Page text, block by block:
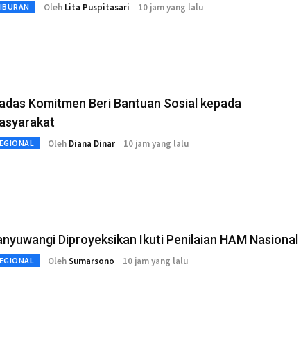
Oleh Lita Puspitasari 10 jam yang lalu
Komitmen Beri Bantuan Sosial kepada
Oleh Diana Dinar 10 jam yang lalu
Diproyeksikan Ikuti Penilaian HAM Nasional
OlehSumarsono 10 jam yang lalu